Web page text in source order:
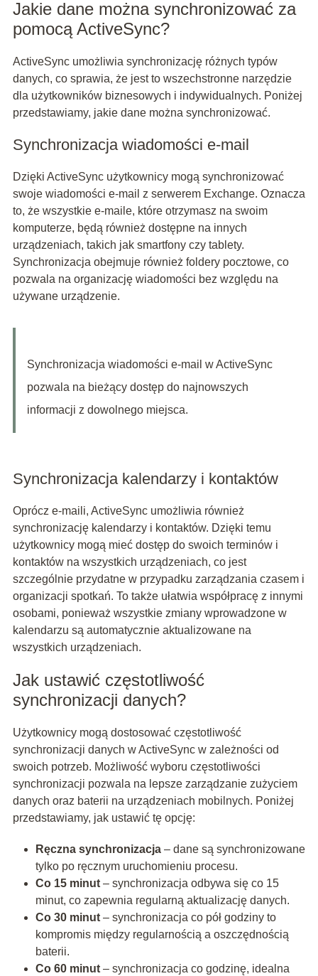
Jakie dane można synchronizować za
pomocą ActiveSync?
ActiveSync umożliwia synchronizację różnych typów
danych, co sprawia, że jest to wszechstronne narzędzie
dla użytkowników biznesowych i indywidualnych. Poniżej
przedstawiamy, jakie dane można synchronizować.
Synchronizacja wiadomości e-mail
Dzięki ActiveSync użytkownicy mogą synchronizować
swoje wiadomości e-mail z serwerem Exchange. Oznacza
to, że wszystkie e-maile, które otrzymasz na swoim
komputerze, będą również dostępne na innych
urządzeniach, takich jak smartfony czy tablety.
Synchronizacja obejmuje również foldery pocztowe, co
pozwala na organizację wiadomości bez względu na
używane urządzenie.
Synchronizacja wiadomości e-mail w ActiveSync
pozwala na bieżący dostęp do najnowszych
informacji z dowolnego miejsca.
Synchronizacja kalendarzy i kontaktów
Oprócz e-maili, ActiveSync umożliwia również
synchronizację kalendarzy i kontaktów. Dzięki temu
użytkownicy mogą mieć dostęp do swoich terminów i
kontaktów na wszystkich urządzeniach, co jest
szczególnie przydatne w przypadku zarządzania czasem i
organizacji spotkań. To także ułatwia współpracę z innymi
osobami, ponieważ wszystkie zmiany wprowadzone w
kalendarzu są automatycznie aktualizowane na
wszystkich urządzeniach.
Jak ustawić częstotliwość
synchronizacji danych?
Użytkownicy mogą dostosować częstotliwość
synchronizacji danych w ActiveSync w zależności od
swoich potrzeb. Możliwość wyboru częstotliwości
synchronizacji pozwala na lepsze zarządzanie zużyciem
danych oraz baterii na urządzeniach mobilnych. Poniżej
przedstawiamy, jak ustawić tę opcję:
Ręczna synchronizacja– dane są synchronizowane
tylko po ręcznym uruchomieniu procesu.
Co 15 minut– synchronizacja odbywa się co 15
minut, co zapewnia regularną aktualizację danych.
Co 30 minut– synchronizacja co pół godziny to
kompromis między regularnością a oszczędnością
baterii.
Co 60 minut– synchronizacja co godzinę, idealna